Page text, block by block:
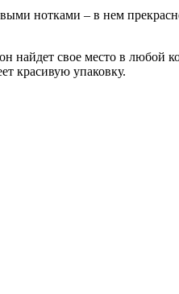
нотками – в нем
найдет свое место в любой
красивую упаковку.